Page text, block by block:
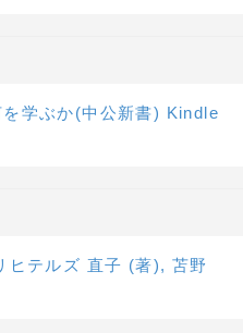
学ぶか(中公新書) Kindle
ヒテルズ 直子 (著), 苫野